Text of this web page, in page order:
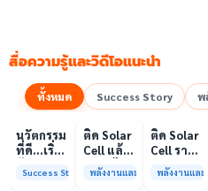
สื่อความรู้และวิดีโอแนะนำ
ทั้งหมด Success Story พ
00:10
นวัตกรรม
ที่ดี…เริ่ม
ความร่วม
Success Story
00:10
ติด Solar
Cell แล้ว
ลดค่าไฟ
ได้จริง
พลังงานและสิ่งแวดล้อม
00:08
ติด Solar
Cell ราคา
แพง แต่
ค่าไฟ
พลังงานแล